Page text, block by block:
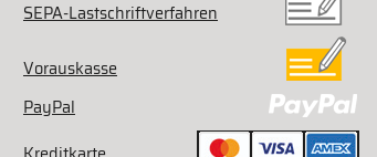
SEPA-Lastschriftverfahren
Vorauskasse
PayPal